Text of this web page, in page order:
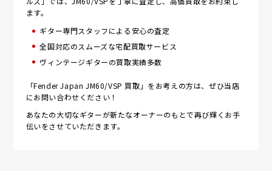
ます。
ギター専門スタッフによる安心の査定
全国対応のスムーズな宅配買取サービス
ヴィンテージギターの買取実績多数
「Fender Japan JM60/VSP 買取」をお考えの方は、ぜひ当店
にお問い合わせください！
あなたの大切なギターが新たなオーナーのもとで再び輝くお手
伝いをさせていただきます。